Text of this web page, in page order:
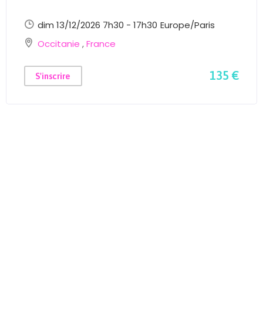
dim 13/12/2026 7h30 - 17h30 Europe/Paris
Occitanie ,France
S'inscrire 135 €